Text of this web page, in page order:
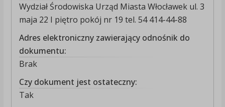
Wydział Środowiska Urząd Miasta Włocławek ul. 3
maja 22 I piętro pokój nr 19 tel. 54 414-44-88
Adres elektroniczny zawierający odnośnik do
dokumentu:
Brak
Czy dokument jest ostateczny:
Tak